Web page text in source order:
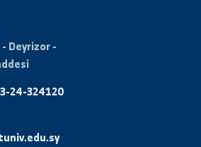
Bize Ulaşın
Adres:Suriye - Deyrizor -